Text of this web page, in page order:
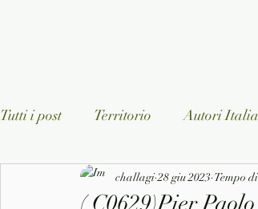
Tutti i post Territorio Autori
Classici lett. italiana Saggistica
( C0629)Pier
challagi 28 giu 2023 Tempo